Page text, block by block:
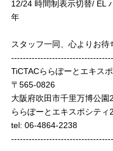
12/24 時間制表示切替/ EL
年
スタッフ一同、心よりお待
TiCTACららぽーとエキス
〒565-0826
大阪府吹田市千里万博公園
ららぽーとエキスポシティ
tel: 06-4864-2238